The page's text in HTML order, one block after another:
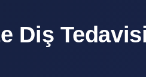
Diş Tedavisi